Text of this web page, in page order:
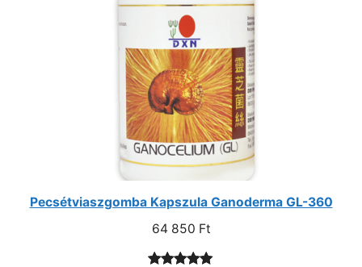
Pecsétviaszgomba Kapszula Ganoderma GL-360
64 850 Ft